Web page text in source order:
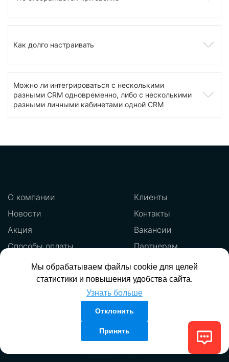
Мы обрабатываем файлы cookie для целей
статистики и повышения удобства сайта.
Узнать больше
Отклонить
Принять
Как долго настраивать
Можно ли интегрироваться с несколькими
разными CRM одновременно, либо с несколькими
разными личными кабинетами одной CRM
О компании
Новости
Акция
Способы оплаты
Лицензии
Клиенты
Контакты
Вакансии
Партнерам
Общие условия